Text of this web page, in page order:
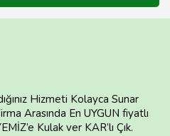
Hizmeti Kolayca Sunar
Arasında En UYGUN fiyatlı
Kulak ver KAR’lı Çık.